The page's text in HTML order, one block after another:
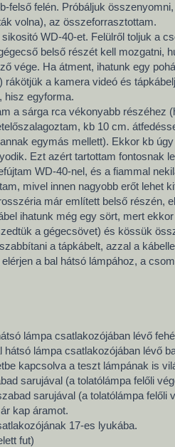
felső felén. Próbáljuk
volna), az összeforrasztottam.
WD-40-et. Felülről toljuk a
belső részét kell mozgatni,
vége. Ha átment, ihatunk egy
a kamera videó és
hisz egyforma.
a sárga rca vékonyabb részéhez
kb 10 cm.
egymás mellett). Ekkor kb
Ezt azért tartottam fontosnak
WD-40-nel, és a fiammal
mivel innen nagyobb erőt lehet
már említett belső részén,
ihatunk még egy sört, mert
a gégecsövet) és kössük
a tápkábelt, azzal a
a bal hátsó lámpához, a
lámpa csatlakozójában lévő
lámpa csatlakozójában lévő
kapcsolva a teszt lámpának is
sarujával (a tolatólámpa felőli
sarujával (a tolatólámpa felőli
kap áramot.
17-es lyukába.
fut)